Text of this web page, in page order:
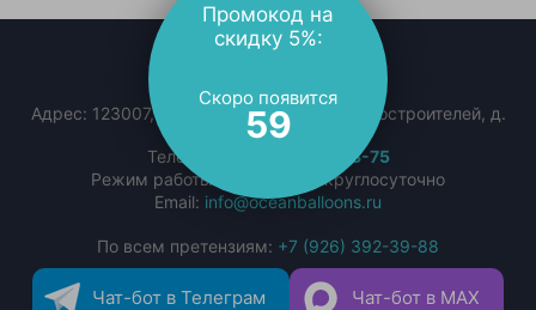
Адрес: 123007, Долгопрудный,пр-т Ракетостроителей, д.
9, к. 1
Телефон:
+7 (495) 773-43-75
Режим работы: Ежедневно, круглосуточно
Email: info@oceanballoons.ru
По всем претензиям: +7 (926) 392-39-88
Чат-бот в Телеграм Чат-бот в MAX
Промокод на
скидку 5%:
Скоро появится
59